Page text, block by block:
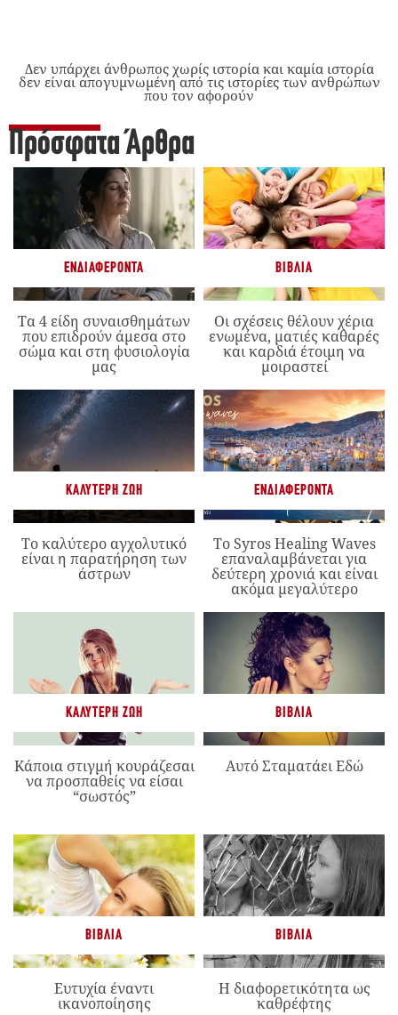
Δεν υπάρχει άνθρωπος χωρίς ιστορία και καμία ιστορία
δεν είναι απογυμνωμένη από τις ιστορίες των ανθρώπων
που τον αφορούν
Πρόσφατα Άρθρα
ΕΝΔΙΑΦΈΡΟΝΤΑ
Τα 4 είδη συναισθημάτων
που επιδρούν άμεσα στο
σώμα και στη φυσιολογία
μας
ΒΙΒΛΊΑ
Οι σχέσεις θέλουν χέρια
ενωμένα, ματιές καθαρές
και καρδιά έτοιμη να
μοιραστεί
ΚΑΛΎΤΕΡΗ ΖΩΉ
Το καλύτερο αγχολυτικό
είναι η παρατήρηση των
άστρων
ΕΝΔΙΑΦΈΡΟΝΤΑ
Το Syros Healing Waves
επαναλαμβάνεται για
δεύτερη χρονιά και είναι
ακόμα μεγαλύτερο
ΚΑΛΎΤΕΡΗ ΖΩΉ
Κάποια στιγμή κουράζεσαι
να προσπαθείς να είσαι
“σωστός”
ΒΙΒΛΊΑ
Αυτό Σταματάει Εδώ
ΒΙΒΛΊΑ
Ευτυχία έναντι
ικανοποίησης
ΒΙΒΛΊΑ
Η διαφορετικότητα ως
καθρέφτης